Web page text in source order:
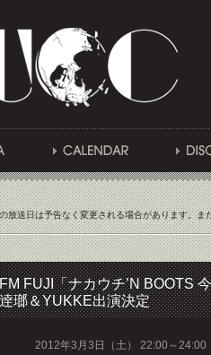
放送日は予告なく変更される場合があります。ま
FM FUJI「ナカウチ’N BOOTS
逹瑯＆YUKKE出演決定
2012年3月3日（土） 22:00～24:00